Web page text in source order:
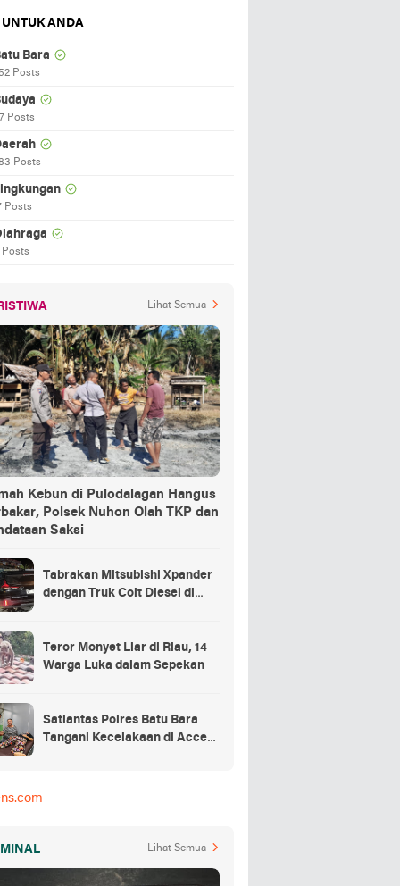
UNTUK ANDA
Bara
Posts
Posts
Posts
Posts
Posts
Lihat Semua
Kebun di Pulodalagan Hangus
Polsek Nuhon Olah TKP dan
Saksi
Tabrakan Mitsubishi Xpander
dengan Truk Colt Diesel di
Teror Monyet Liar di Riau, 14
Warga Luka dalam Sepekan
Satlantas Polres Batu Bara
Tangani Kecelakaan di Access
Lihat Semua